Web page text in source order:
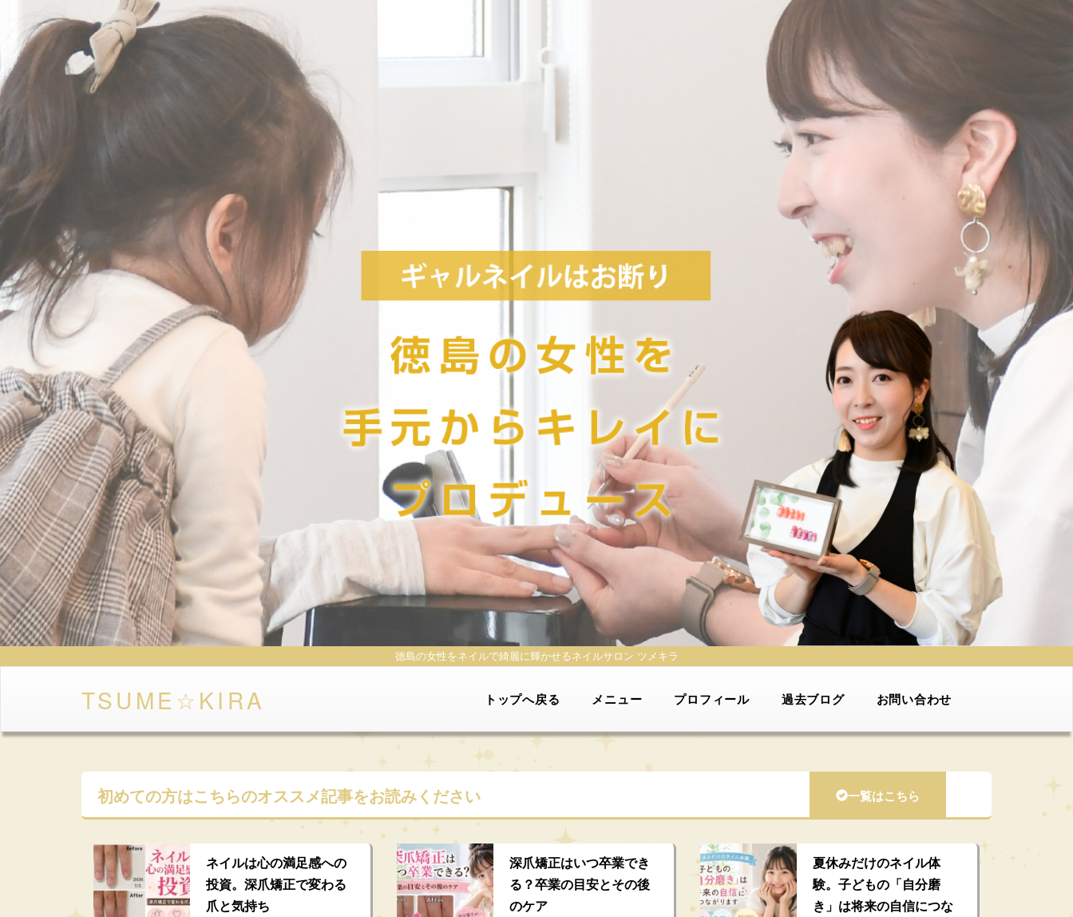
徳島の女性をネイルで綺麗に輝かせるネイルサロン ツメキラ
TSUME☆KIRA トップへ戻る メニュー プロフィール 過去ブログ お問い合わせ
初めての方はこちらのオススメ記事をお読みください 一覧はこちら
ネイルは心の満足感への
投資。深爪矯正で変わる
爪と気持ち
深爪矯正はいつ卒業でき
る？卒業の目安とその後
のケア
夏休みだけのネイル体
験。子どもの「自分磨
き」は将来の自信につな